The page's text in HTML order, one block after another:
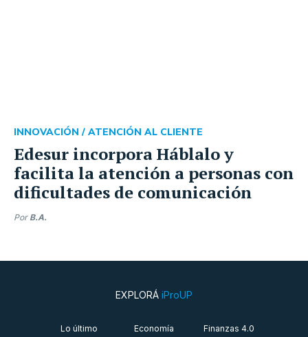
Edesur incorpora Háblalo y
facilita la atención a personas con
dificultades de comunicación
INNOVACIÓN / ATENCIÓN AL CLIENTE
Por B.A.
EXPLORÁ iProUP
Lo último
Economía
Finanzas 4.0